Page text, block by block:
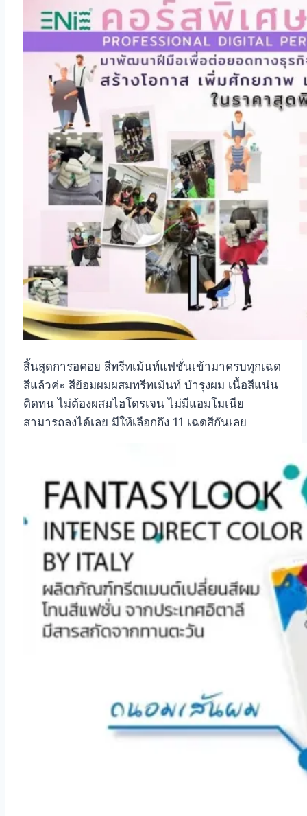
สิ้นสุดการอคอย สีทรีทเม้นท์แฟชั่นเข้ามาครบทุกเฉด
สีแล้วค่ะ สีย้อมผมผสมทรีทเม้นท์ บำรุงผม เนื้อสีแน่น
ติดทน ไม่ต้องผสมไฮโดรเจน ไม่มีแอมโมเนีย
สามารถลงได้เลย มีให้เลือกถึง 11 เฉดสีกันเลย